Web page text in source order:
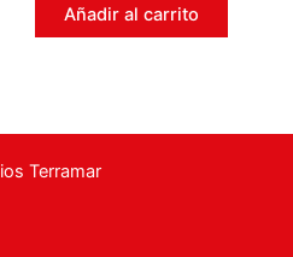
Añadir al carrito